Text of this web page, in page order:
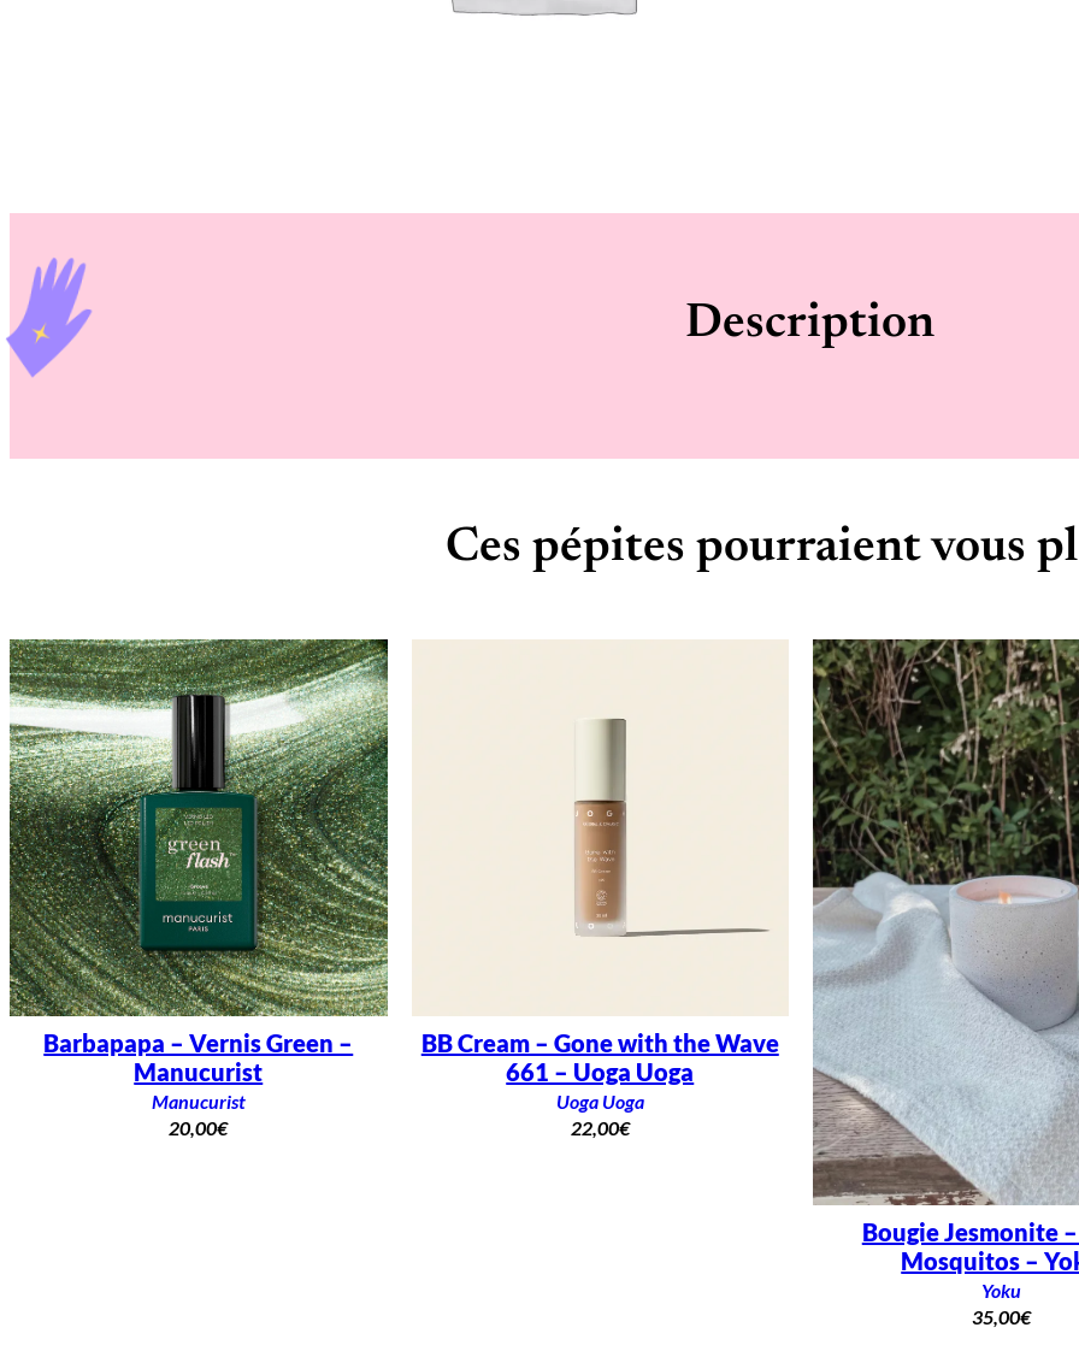
Description
Ces pépites pourraient vous
Barbapapa – Vernis Green –
Manucurist
Manucurist
20,00€
BB Cream – Gone with the Wave
661 – Uoga Uoga
Uoga Uoga
22,00€
Bougie Jesmonite
Mosquitos –
Yoku
35,00€